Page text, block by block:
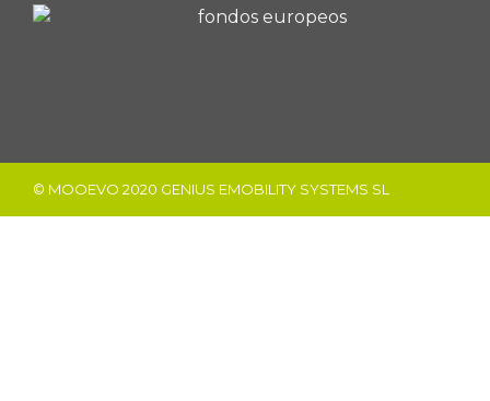
© MOOEVO 2020 GENIUS EMOBILITY SYSTEMS SL